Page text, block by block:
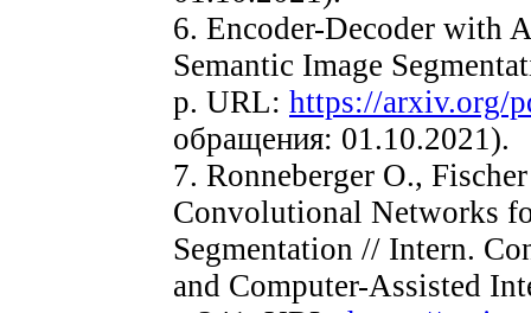
6. Encoder-Decoder with
Semantic Image
p. URL: https://arxiv.org/
обращения: 01.10.2021).
7. Ronneberger O.,
Convolutional Networks
Segmentation // Intern.
and Computer-Assisted